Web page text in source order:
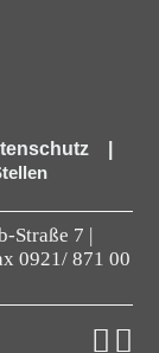
7 |
0921/ 871 00